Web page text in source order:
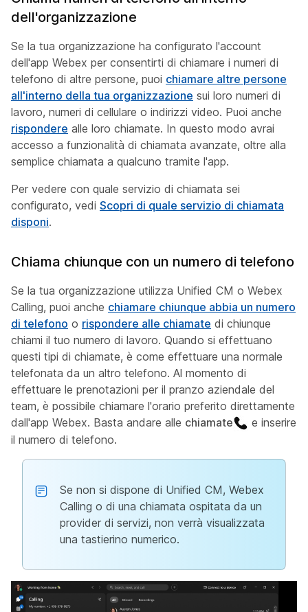
dell'organizzazione
Se la tua organizzazione ha configurato l'account
dell'app Webex per consentirti di chiamare i numeri di
telefono di altre persone, puoi chiamare altre persone
all'interno della tua organizzazione sui loro numeri di
lavoro, numeri di cellulare o indirizzi video. Puoi anche
rispondere alle loro chiamate. In questo modo avrai
accesso a funzionalità di chiamata avanzate, oltre alla
semplice chiamata a qualcuno tramite l'app.
Per vedere con quale servizio di chiamata sei
configurato, vedi Scopri di quale servizio di chiamata
disponi.
Chiama chiunque con un numero di telefono
Se la tua organizzazione utilizza Unified CM o Webex
Calling, puoi anche chiamare chiunque abbia un numero
di telefono o rispondere alle chiamate di chiunque
chiami il tuo numero di lavoro. Quando si effettuano
questi tipi di chiamate, è come effettuare una normale
telefonata da un altro telefono. Al momento di
effettuare le prenotazioni per il pranzo aziendale del
team, è possibile chiamare l'orario preferito direttamente
dall'app Webex. Basta andare alle chiamate
e inserire
il numero di telefono.
Se non si dispone di Unified CM, Webex
Calling o di una chiamata ospitata da un
provider di servizi, non verrà visualizzata
una tastierino numerico.